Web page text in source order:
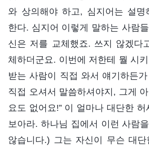
와 상의해야 하고, 심지어는 설명
한다. 심지어 이렇게 말하는 사람
신은 저를 교체했죠. 쓰지 않겠다
체하더군요. 이번에 저한테 뭘 시
받는 사람이 직접 와서 얘기하든가
직접 오셔서 말씀하셔야지, 그게
요도 없어요!” 이 얼마나 대단한
보아라. 하나님 집에서 이런 사람
않습니다.) 그는 자신이 무슨 대단